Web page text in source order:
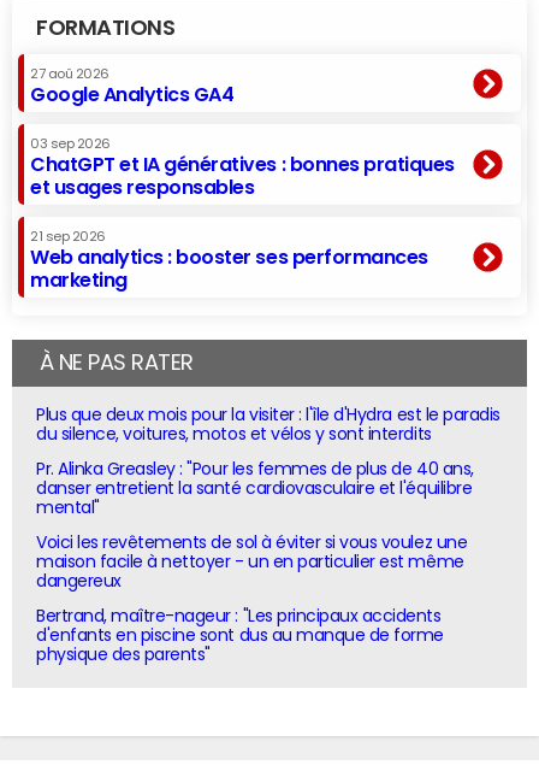
FORMATIONS
27 aoû 2026
Google Analytics GA4
03 sep 2026
ChatGPT et IA génératives : bonnes pratiques
et usages responsables
21 sep 2026
Web analytics : booster ses performances
marketing
À NE PAS RATER
Plus que deux mois pour la visiter : l'île d'Hydra est le paradis
du silence, voitures, motos et vélos y sont interdits
Pr. Alinka Greasley : "Pour les femmes de plus de 40 ans,
danser entretient la santé cardiovasculaire et l'équilibre
mental"
Voici les revêtements de sol à éviter si vous voulez une
maison facile à nettoyer - un en particulier est même
dangereux
Bertrand, maître-nageur : "Les principaux accidents
d'enfants en piscine sont dus au manque de forme
physique des parents"